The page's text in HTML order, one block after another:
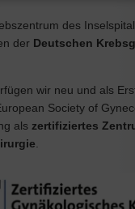
des
der Deutschen
wir neu und als
Society of
als zertifiziertes
.